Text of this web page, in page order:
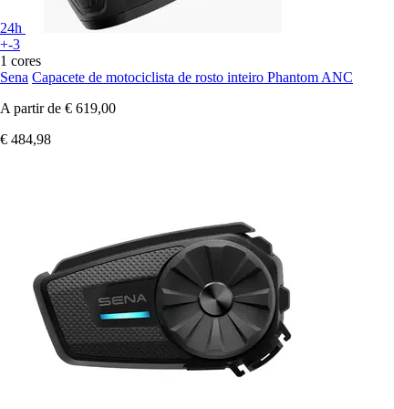
24h
+-3
1 cores
Sena Capacete de motociclista de rosto inteiro Phantom ANC
A partir de € 619,00
€ 484,98